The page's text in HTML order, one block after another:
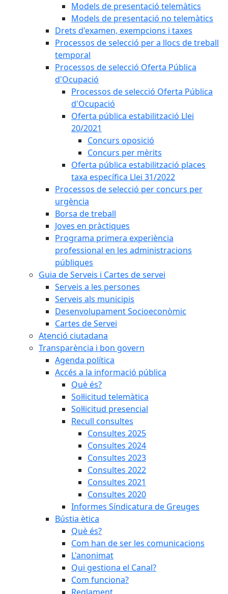
Models de presentació telemàtics
Models de presentació no telemàtics
Drets d'examen, exempcions i taxes
Processos de selecció per a llocs de treball
temporal
Processos de selecció Oferta Pública
d'Ocupació
Processos de selecció Oferta Pública
d'Ocupació
Oferta pública estabilització Llei
20/2021
Concurs oposició
Concurs per mèrits
Oferta pública estabilització places
taxa específica Llei 31/2022
Processos de selecció per concurs per
urgència
Borsa de treball
Joves en pràctiques
Programa primera experiència
professional en les administracions
públiques
Guia de Serveis i Cartes de servei
Serveis a les persones
Serveis als municipis
Desenvolupament Socioeconòmic
Cartes de Servei
Atenció ciutadana
Transparència i bon govern
Agenda política
Accés a la informació pública
Què és?
Sol·licitud telemàtica
Sol·licitud presencial
Recull consultes
Consultes 2025
Consultes 2024
Consultes 2023
Consultes 2022
Consultes 2021
Consultes 2020
Informes Síndicatura de Greuges
Bústia ètica
Què és?
Com han de ser les comunicacions
L'anonimat
Qui gestiona el Canal?
Com funciona?